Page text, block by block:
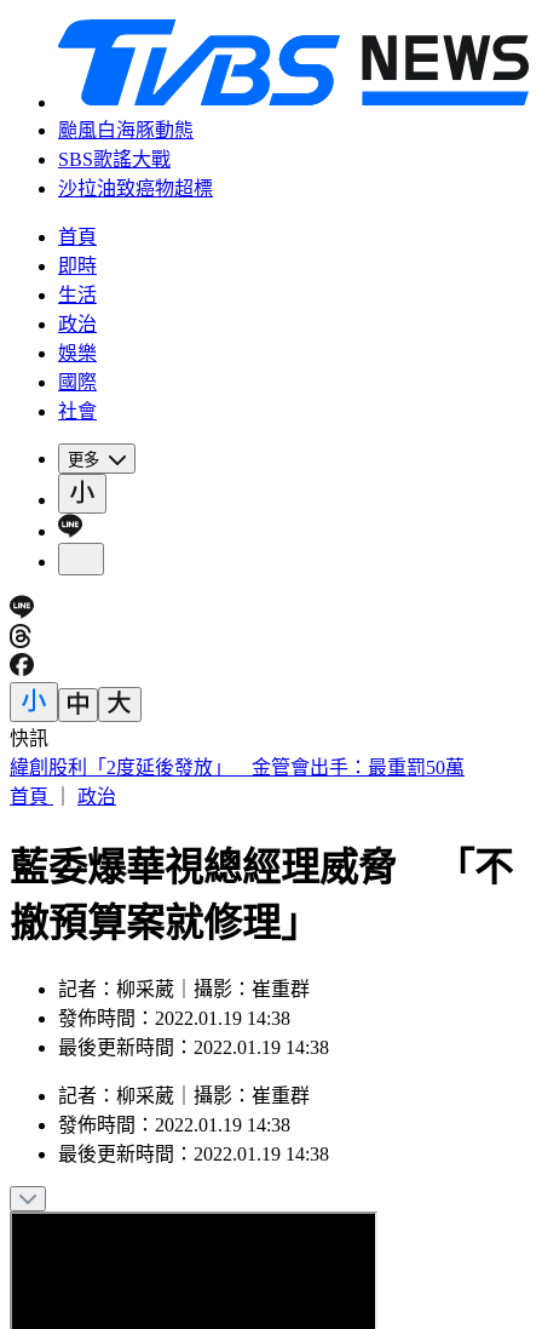
颱風白海豚動態
SBS歌謠大戰
沙拉油致癌物超標
首頁
即時
生活
政治
娛樂
國際
社會
更多
快訊
傅子純「穿病人服回家」生前暖舉惹鼻酸 愛妻心碎：我想你
了
藍委爆華視總經理威脅 「不
撤預算案就修理」
記者：柳采葳｜攝影：崔重群
發佈時間：2022.01.19 14:38
記者：柳采葳｜攝影：崔重群
發佈時間：2022.01.19 14:38